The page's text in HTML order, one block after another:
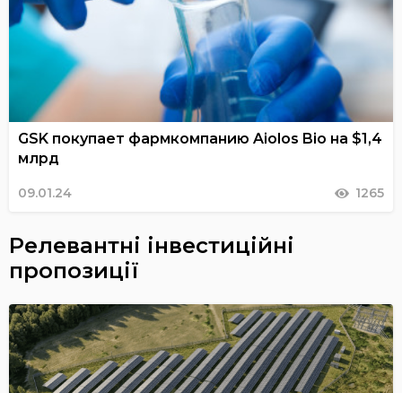
GSK покупает фармкомпанию Aiolos Bio на $1,4
млрд
09.01.24 1265
Релевантні інвестиційні
пропозиції